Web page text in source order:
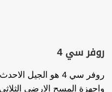
روفر سي 4
روفر سي 4 هو
واجهزة المسح الارضي